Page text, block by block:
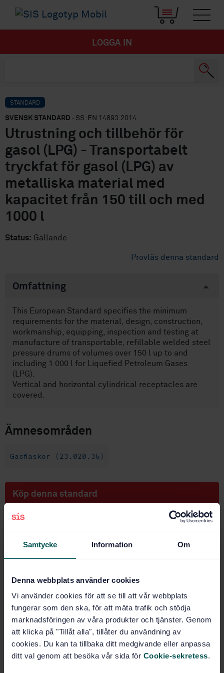
Samtycke Information Om
Denna webbplats använder cookies
Vi använder cookies för att se till att vår webbplats
fungerar som den ska, för att mäta trafik och stödja
marknadsföringen av våra produkter och tjänster. Genom
att klicka på "Tillåt alla", tillåter du användning av
cookies. Du kan ta tillbaka ditt medgivande eller anpassa
ditt val genom att besöka vår sida för Cookie-sekretess.
LOGGA IN
STANDARD
SVENSK STANDARD · SS-EN 14893:2014
Utrustning och tillbehör för
gasol (LPG) - Transportabelt
tryckfat för gasol (LPG) av
metalliska material med
kapacitet från 150 till och med
1000 l
Status: Gällande
Provläs denna standard
Omfattning
This European Standard specifies the minimum
requirements for the material, design, construction,
workmanship, equipping, inspection and testing at
manufacture of transportable, refillable welded steel
pressure drums of volumes over 150 l up to and
including 1 000 l for Liquefied Petroleum Gases
(LPG).
Vertical and horizontal cylindrical receptacles are
covered.
Ämnesområden
Gasflaskor (23.020.35)
Köp denna standard
STANDARD
SVENSK STANDARD· SS-EN 14893:2014
Utrustning och tillbehör för gasol (LPG) -
Transportabelt tryckfat för gasol (LPG) av metalliska
Prenumerera på standarden - Läs mer
1 599 SEK
PDF
Lägg i varukorgen